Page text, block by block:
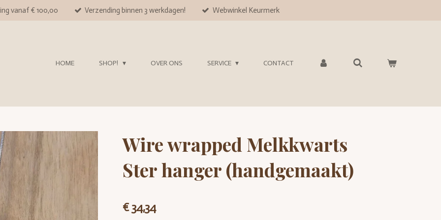
vanaf € 100,00 Verzending binnen 3 werkdagen! Webwinkel Keurmerk
HOME SHOP! OVER ONS SERVICE CONTACT
Wire wrapped Melkkwarts
Ster hanger (handgemaakt)
€ 34,34